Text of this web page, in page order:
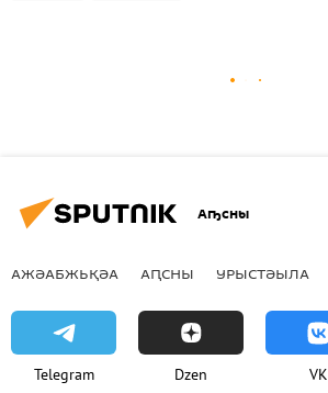
Аҧсны
АЖӘАБЖЬҚӘА АԤСНЫ УРЫСТӘЫЛА
Telegram Dzen VK